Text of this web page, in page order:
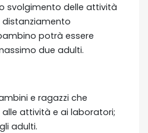
svolgimento delle attività
potrà essere
due adulti.
e ragazzi che
attività e ai laboratori;
adulti.